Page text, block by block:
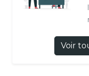
Voir